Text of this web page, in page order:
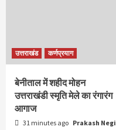
उत्तराखंड कर्णप्रयाग
बेनीताल में शहीद मोहन
उत्तराखंडी स्मृति मेले का रंगारंग
आगाज
31 minutes ago Prakash Negi